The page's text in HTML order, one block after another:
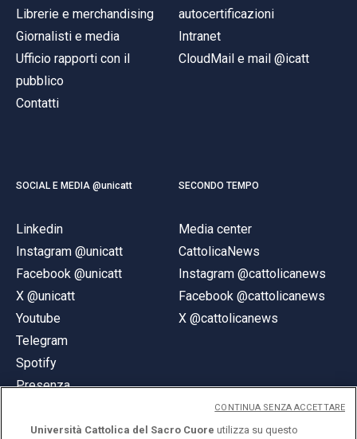
Librerie e merchandising
Giornalisti e media
Ufficio rapporti con il
pubblico
Contatti
autocertificazioni
Intranet
CloudMail e mail @icatt
SOCIAL E MEDIA @unicatt
Linkedin
Instagram @unicatt
Facebook @unicatt
X @unicatt
Youtube
Telegram
Spotify
Presenza
SECONDO TEMPO
Media center
CattolicaNews
Instagram @cattolicanews
Facebook @cattolicanews
X @cattolicanews
Università Cattolica del Sacro Cuore utilizza su questo
CONTINUA SENZA ACCETTARE